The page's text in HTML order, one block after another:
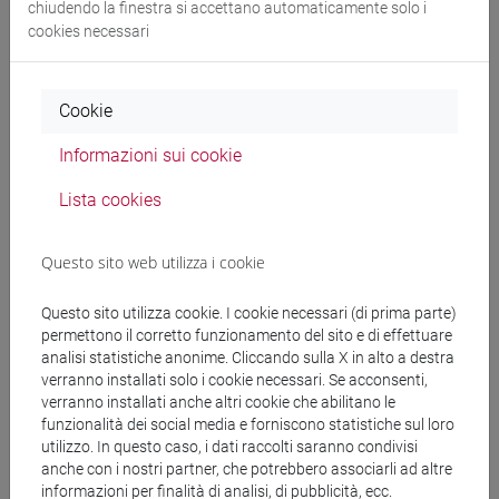
cina /subcontinente indiano
[LT027I]
Struttura generale dell'insegnamento
LINGUA CINESE 2 MOD.2
ESERCITAZIONI DI LINGUA CINESE 2
MOD.2A
ESERCITAZIONI DI LINGUA CINESE 2
MOD.2A Cognomi A-C
chiudendo la finestra si accettano automaticamente solo i
cookies necessari
Cookie
Informazioni sui cookie
Lista cookies
Questo sito web utilizza i cookie
Questo sito utilizza cookie. I cookie necessari (di prima parte)
permettono il corretto funzionamento del sito e di effettuare
analisi statistiche anonime. Cliccando sulla X in alto a destra
verranno installati solo i cookie necessari. Se acconsenti,
verranno installati anche altri cookie che abilitano le
funzionalità dei social media e forniscono statistiche sul loro
utilizzo. In questo caso, i dati raccolti saranno condivisi
anche con i nostri partner, che potrebbero associarli ad altre
informazioni per finalità di analisi, di pubblicità, ecc.